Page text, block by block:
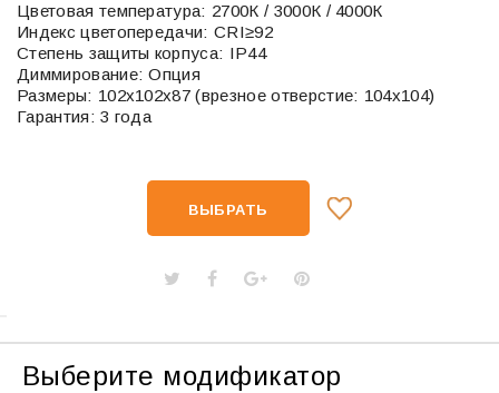
Цветовая температура: 2700К / 3000К / 4000К
Индекс цветопередачи: CRI≥92
Степень защиты корпуса: IP44
Диммирование: Опция
Размеры: 102х102х87 (врезное отверстие: 104х104)
Гарантия: 3 года
ВЫБРАТЬ
Выберите модификатор